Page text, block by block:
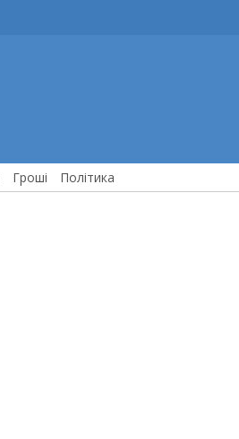
Гроші Політика